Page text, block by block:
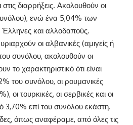
διαρρήξεις. Ακολουθούν οι
ενώ ένα 5,04% των
και αλλοδαπούς.
οι αλβανικές (αμιγείς ή
συνόλου, ακολουθούν οι
το χαρακτηριστικό ότι είναι
του συνόλου, οι ρουμανικές
οι τουρκικές, οι σερβικές και οι
3,70% επί του συνόλου εκάστη.
όπως αναφέραμε, από όλες τις